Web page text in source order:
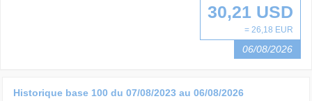
30,21 USD
= 26,18 EUR
06/08/2026
Historique base 100 du 07/08/2023 au 06/08/2026